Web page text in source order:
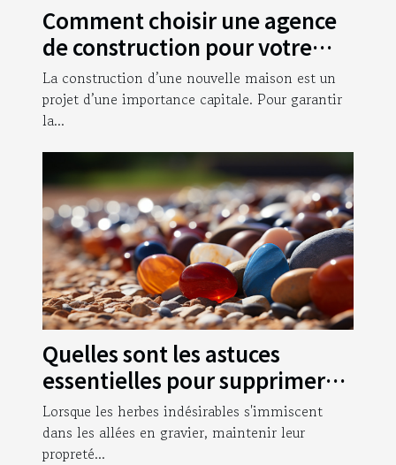
Comment choisir une agence
de construction pour votre
nouvelle maison ?
La construction d’une nouvelle maison est un
projet d’une importance capitale. Pour garantir
la...
Quelles sont les astuces
essentielles pour supprimer
les herbes qui poussent dans
vos allées en gravier ?
Lorsque les herbes indésirables s'immiscent
dans les allées en gravier, maintenir leur
propreté...